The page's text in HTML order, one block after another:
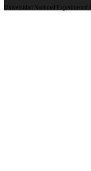
Universidad Nacional Experimental